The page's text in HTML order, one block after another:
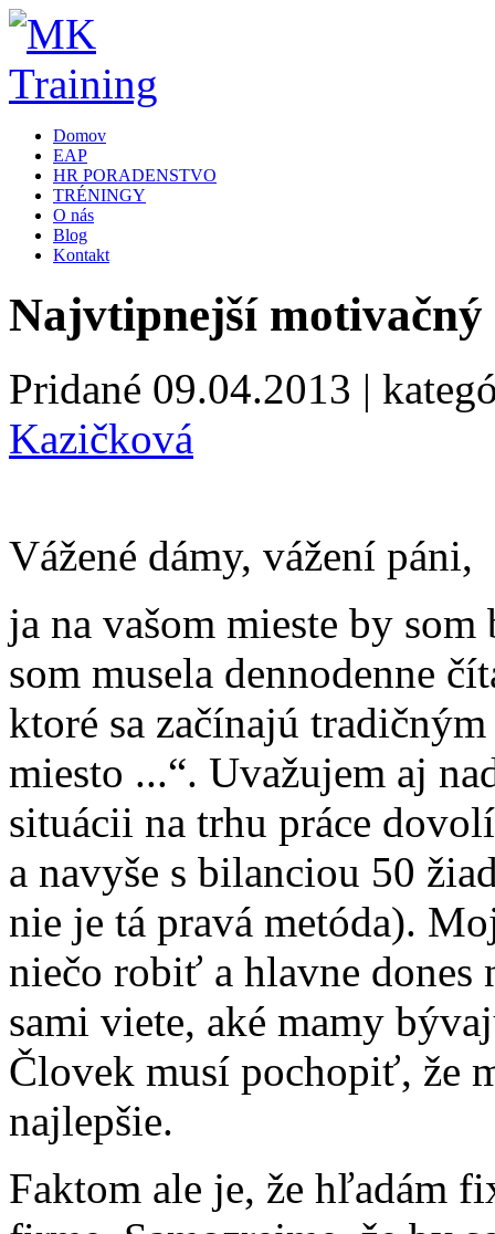
Domov
EAP
HR PORADENSTVO
TRÉNINGY
O nás
Blog
Kontakt
Najvtipnejší
Pridané 09.04.2013 |
Kazičková
Vážené dámy, vážení páni,
ja na vašom mieste by
som musela dennodenne
ktoré sa začínajú
miesto ...“. Uvažujem aj
situácii na trhu práce
a navyše s bilanciou 50
nie je tá pravá metóda).
niečo robiť a hlavne dones
sami viete, aké mamy
Človek musí pochopiť, že
najlepšie.
Faktom ale je, že hľadám